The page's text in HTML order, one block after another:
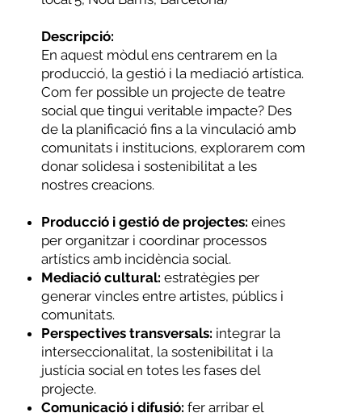
Descripció:
En aquest mòdul ens centrarem en la
producció, la gestió i la mediació artística.
Com fer possible un projecte de teatre
social que tingui veritable impacte? Des
de la planificació fins a la vinculació amb
comunitats i institucions, explorarem com
donar solidesa i sostenibilitat a les
nostres creacions.
Producció i gestió de projectes: eines
per organitzar i coordinar processos
artístics amb incidència social.
Mediació cultural: estratègies per
generar vincles entre artistes, públics i
comunitats.
Perspectives transversals: integrar la
interseccionalitat, la sostenibilitat i la
justícia social en totes les fases del
projecte.
Comunicació i difusió: fer arribar el